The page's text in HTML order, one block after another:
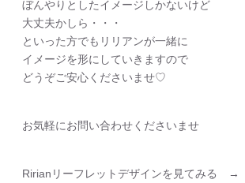
ぼんやりとしたイメージしかないけど
大丈夫かしら・・・
といった方でもリリアンが一緒に
イメージを形にしていきますので
どうぞご安心くださいませ♡
お気軽にお問い合わせくださいませ
Ririanリーフレットデザインを見てみる →